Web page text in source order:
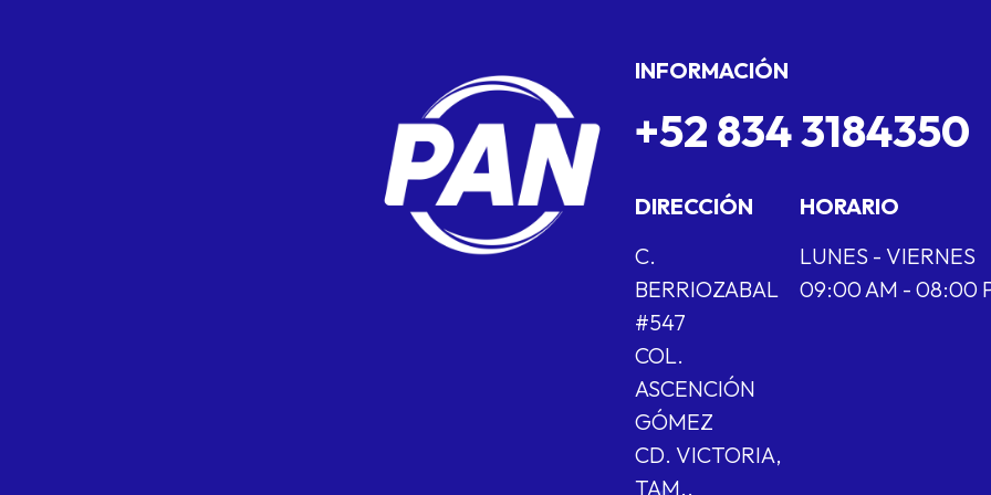
INFORMACIÓN
+52 834 3184350
DIRECCIÓN
C.
BERRIOZABAL
#547
COL.
ASCENCIÓN
GÓMEZ
CD. VICTORIA,
TAM.,
HORARIO
LUNES - VIERNES
09:00 AM - 08:00